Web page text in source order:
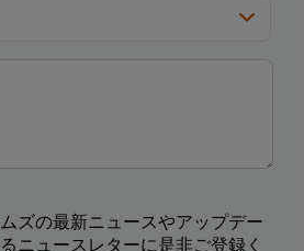
ズの最新ニュースやアップデー
ニュースレターに是非ご登録く